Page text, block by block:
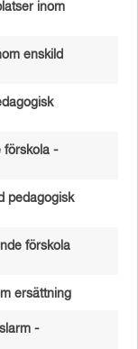
inom
enskild
förskola -
pedagogisk
förskola
ersättning
-